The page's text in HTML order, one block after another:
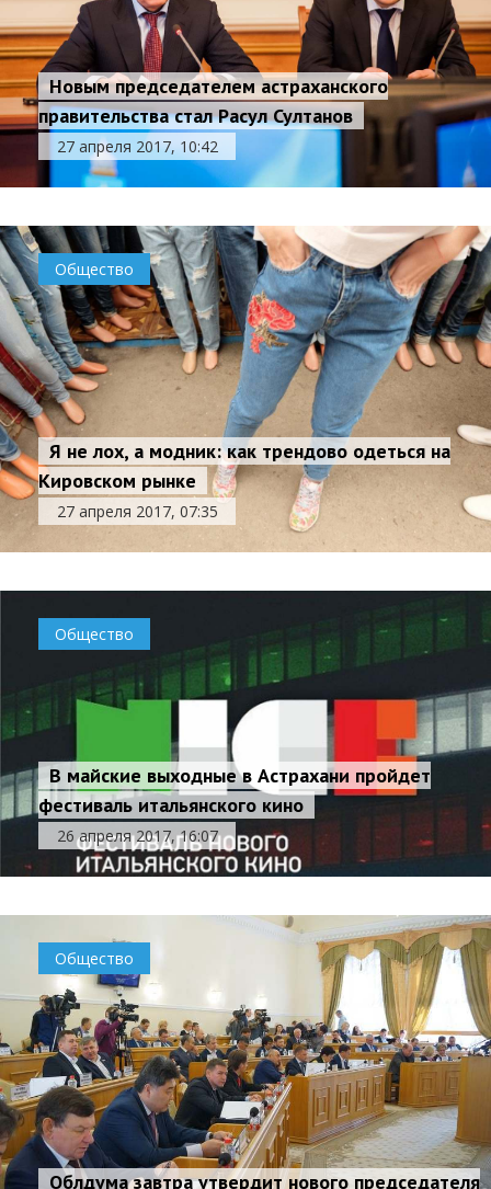
Новым председателем астраханского
правительства стал Расул Султанов
27 апреля 2017, 10:42
Общество
Я не лох, а модник: как трендово одеться на
Кировском рынке
27 апреля 2017, 07:35
Общество
В майские выходные в Астрахани пройдет
фестиваль итальянского кино
26 апреля 2017, 16:07
Общество
Облдума завтра утвердит нового председателя